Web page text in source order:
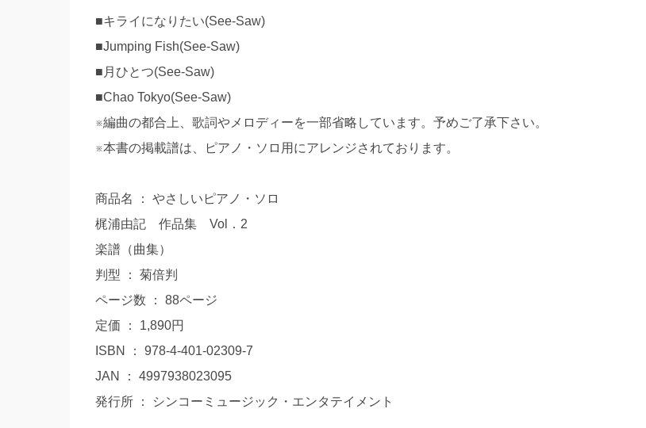
■キライになりたい(See-Saw)
■Jumping Fish(See-Saw)
■月ひとつ(See-Saw)
■Chao Tokyo(See-Saw)
※編曲の都合上、歌詞やメロディーを一部省略しています。予めご了承下さい。
※本書の掲載譜は、ピアノ・ソロ用にアレンジされております。
商品名 ： やさしいピアノ・ソロ
梶浦由記 作品集 Vol．2
楽譜（曲集）
判型 ： 菊倍判
ページ数 ： 88ページ
定価 ： 1,890円
ISBN ： 978-4-401-02309-7
JAN ： 4997938023095
発行所 ： シンコーミュージック・エンタテイメント